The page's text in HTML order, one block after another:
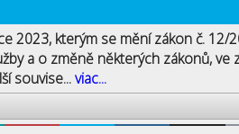
2023, kterým se mění zákon č. 12/
a o změně některých zákonů, ve
souvise...viac...